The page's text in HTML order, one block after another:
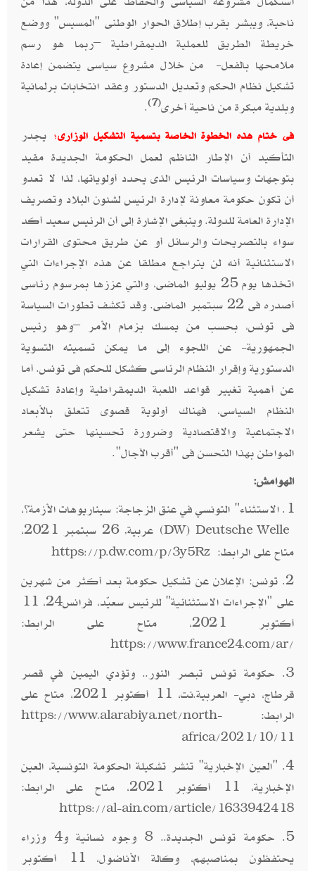
ناحية، ويبشر بقرب إطلاق الحوار الوطنى "المسيس" ووضع
خريطة الطريق للعملية الديمقراطية –ربما هو رسم
ملامحها بالفعل- من خلال مشروع سياسى يتضمن إعادة
تشكيل نظام الحكم وتعديل الدستور وعقد انتخابات برلمانية
وبلدية مبكرة من ناحية أخرى(7)
.
فى ختام هذه الخطوة الخاصة بتسمية التشكيل الوزارى؛ يجدر
التأكيد أن الإطار الناظم لعمل الحكومة الجديدة مقيد
بتوجهات وسياسات الرئيس الذى يحدد أولوياتها، لذا لا تعدو
أن تكون حكومة معاونة لإدارة الرئيس لشئون البلاد وتصريف
الإدارة العامة للدولة. وينبغى الإشارة إلى أن الرئيس سعيد أكد
سواء بالتصريحات والرسائل أو عن طريق محتوى القرارات
الاستثنائية أنه لن يتراجع مطلقا عن هذه الإجراءات التي
اتخذها يوم 25 يوليو الماضى، والتي عززها بمرسوم رئاسى
أصدره فى 22 سبتمبر الماضى. وقد تكشف تطورات السياسة
فى تونس، بحسب من يمسك بزمام الأمر –وهو رئيس
الجمهورية- عن اللجوء إلى ما يمكن تسميته التسوية
الدستورية وإقرار النظام الرئاسى كشكل للحكم فى تونس. أما
عن أهمية تغيير قواعد اللعبة الديمقراطية وإعادة تشكيل
النظام السياسى، فهناك أولوية قصوى تتعلق بالأبعاد
الاجتماعية والاقتصادية وضرورة تحسينها حتى يشعر
المواطن بهذا التحسن فى "أقرب الآجال".
الهوامش:
1. الاستثناء" التونسي في عنق الزجاجة: سيناريوهات الأزمة؟،
Deutsche Welle
(
DW
) عربية, 26 سبتمبر 2021،
متاح على الرابط: https://p.dw.com/p/3y5Rz
2. تونس: الإعلان عن تشكيل حكومة بعد أكثر من شهرين
على "الإجراءات الاستثنائية" للرئيس سعيّد، فرانس24، 11
أكتوبر 2021، متاح على الرابط:
https://www.france24.com/ar/
3. حكومة تونس تبصر النور.. وتؤدي اليمين في قصر
قرطاج، دبي- العربية.نت، 11 أكتوبر 2021، متاح على
الرابط: https://www.alarabiya.net/north-
africa/2021/10/11
4. "العين الإخبارية" تنشر تشكيلة الحكومة التونسية، العين
الإخبارية، 11 أكتوبر 2021، متاح على الرابط:
https://al-ain.com/article/1633942418
5. حكومة تونس الجديدة.. 8 وجوه نسائية و4 وزراء
يحتفظون بمناصبهم، وكالة الأناضول، 11 أكتوبر